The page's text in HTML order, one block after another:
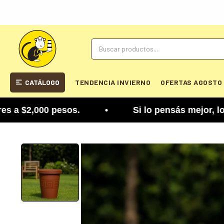
CATÁLOGO TENDENCIA INVIERNO OFERTAS
pesos. • Si lo pensás mejor, lo podés